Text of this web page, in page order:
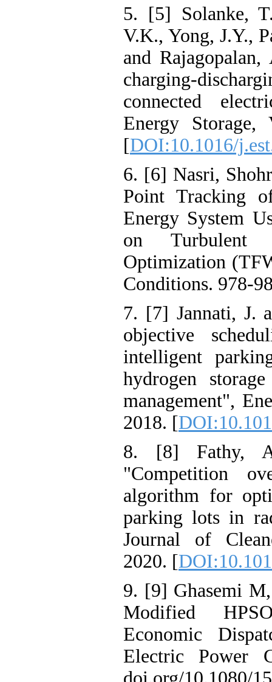
5. [5]
V.K., Yong,
and
charging-
connected
Energy
[DOI:10.1016/
6. [6] Nasri,
Point
Energy
on
Optimization
Conditions.
7. [7] Jannati,
objective
intelligent
hydrogen
management",
2018. [
8. [8]
"Competition
algorithm for
parking lots
Journal of
2020. [
9. [9]
Modified
Economic
Electric